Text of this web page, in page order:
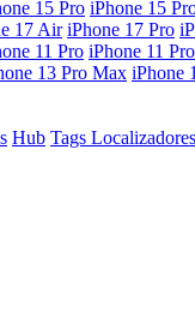
15 Pro iPhone 15
17 Air iPhone 17 Pro
11 Pro iPhone 11
13 Pro Max iPhone
Hub Tags Localizadores